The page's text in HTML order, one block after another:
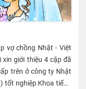
vợ chồng Nhật - Việt
giới thiệu 4 cặp đã